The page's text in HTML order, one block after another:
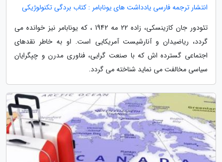
انتشار ترجمه فارسی یادداشت های یونابامر : کتاب بردگی تکنولوژیکی
تئودور جان کازینسکی، زاده 22 مه 1942 ، که یونابامر نیز خوانده می
گردد، ریاضیدان و آنارشیست آمریکایی است. او به خاطر نقدهای
اجتماعی گسترده اش که با صنعت گرایی، فناوری مدرن و چپگرایان
سیاسی مخالفت می نماید شناخته می گردد.